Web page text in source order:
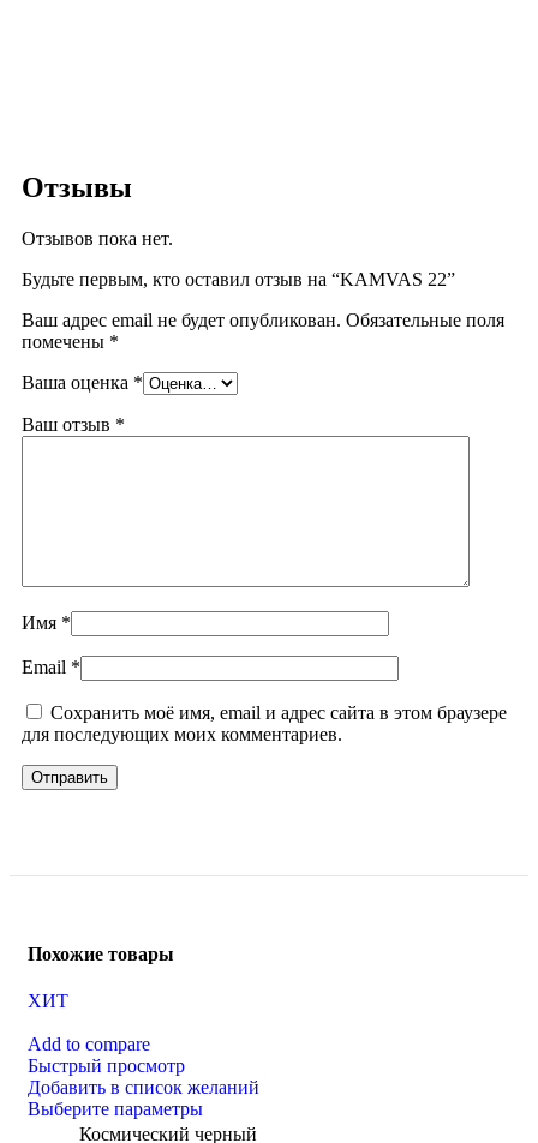
Отзывы
Отзывов пока нет.
Будьте первым, кто оставил отзыв на “KAMVAS 22”
Ваш адрес email не будет опубликован. Обязательные поля
помечены *
Ваша оценка *
Ваш отзыв *
Имя *
Email *
Сохранить моё имя, email и адрес сайта в этом браузере
для последующих моих комментариев.
Похожие товары
ХИТ
Add to compare
Быстрый просмотр
Добавить в список желаний
Выберите параметры
Космический черный